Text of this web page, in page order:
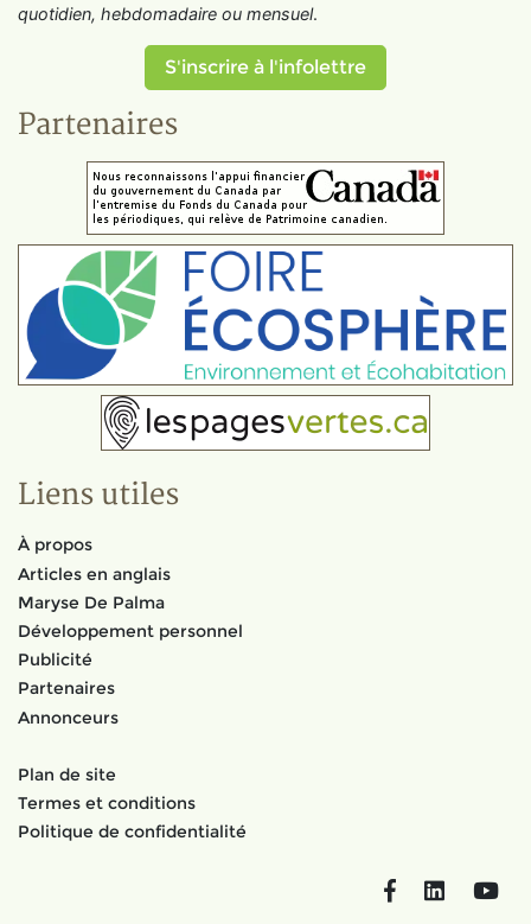
quotidien, hebdomadaire ou mensuel.
S'inscrire à l'infolettre
Partenaires
Liens utiles
À propos
Articles en anglais
Maryse De Palma
Développement personnel
Publicité
Partenaires
Annonceurs
Plan de site
Termes et conditions
Politique de confidentialité
FacebookLinkedIn